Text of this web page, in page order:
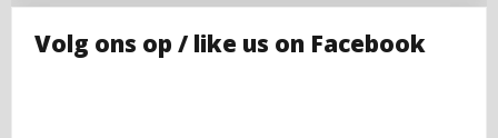
Volg ons op / like us on Facebook